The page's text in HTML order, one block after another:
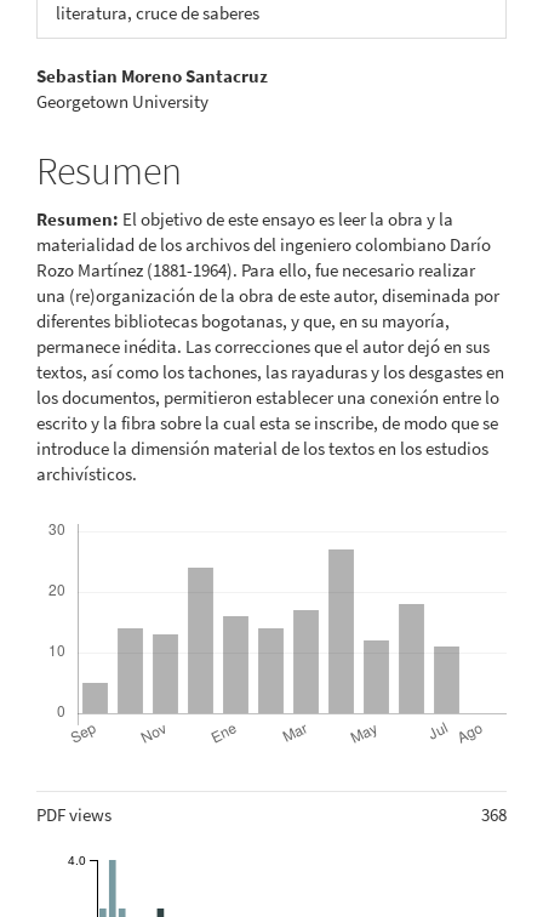
literatura, cruce de saberes
Contenido
principal
del
artículo
Sebastian Moreno Santacruz
Georgetown University
Resumen
Resumen: El objetivo de este ensayo es leer la obra y la
materialidad de los archivos del ingeniero colombiano Darío
Rozo Martínez (1881-1964). Para ello, fue necesario realizar
una (re)organización de la obra de este autor, diseminada por
diferentes bibliotecas bogotanas, y que, en su mayoría,
permanece inédita. Las correcciones que el autor dejó en sus
textos, así como los tachones, las rayaduras y los desgastes en
los documentos, permitieron establecer una conexión entre lo
escrito y la fibra sobre la cual esta se inscribe, de modo que se
introduce la dimensión material de los textos en los estudios
archivísticos.
PDF views 368
4.0